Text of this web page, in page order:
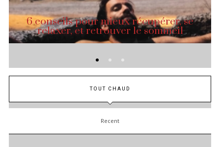
6 conseils pour mieux récupérer, se
relaxer, et retrouver le sommeil
TOUT CHAUD
Recent